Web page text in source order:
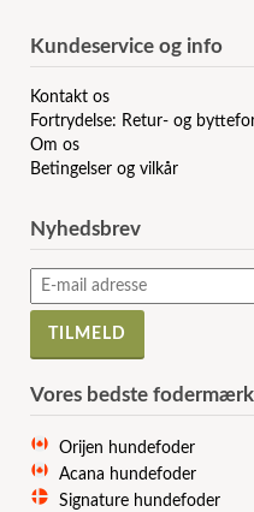
Kundeservice og info
Kontakt os
Fortrydelse: Retur- og
Om os
Betingelser og vilkår
Nyhedsbrev
Vores bedste
Orijen hundefoder
Acana hundefoder
Signature hundefoder